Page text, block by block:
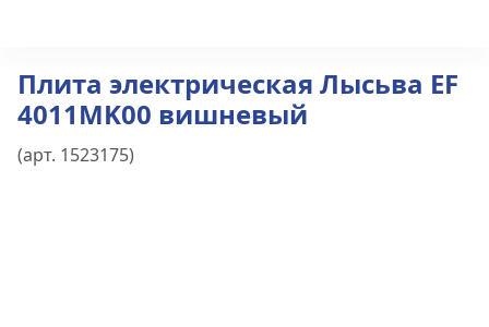
Плита электрическая Лысьва EF
4011MK00 вишневый
(арт. 1523175)